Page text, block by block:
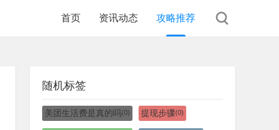
首页 资讯动态 攻略推荐
随机标签
美团生活费是真的吗(0) 提现步骤(0)